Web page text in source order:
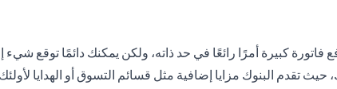
فاتورة كبيرة أمرًا رائعًا في حد ذاته، ولكن يمكنك دائمًا توقع
تقدم البنوك مزايا إضافية مثل قسائم التسوق أو الهدايا